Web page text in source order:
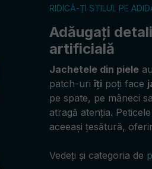
RIDICĂ-ȚI STILUL PE
Adăugați
artificială
Jachetele din piele
patch-uriîți poți face
pe spate, pe mâneci
atragă atenția.
aceeași țesătură,
Vedeți și categoria de